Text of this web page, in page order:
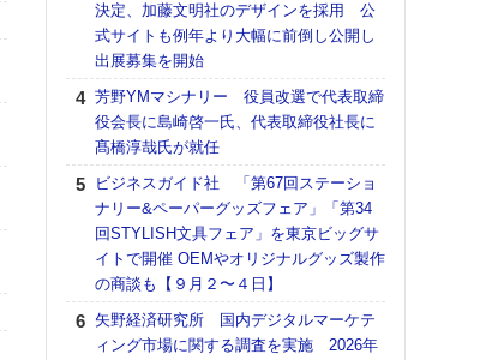
決定、加藤文明社のデザインを採用 公
式サイトも例年より大幅に前倒し公開し
出展募集を開始
芳野YMマシナリー 役員改選で代表取締
役会長に島崎啓一氏、代表取締役社長に
髙橋淳哉氏が就任
ビジネスガイド社 「第67回ステーショ
ナリー&ペーパーグッズフェア」「第34
回STYLISH文具フェア」を東京ビッグサ
イトで開催 OEMやオリジナルグッズ製作
の商談も【９月２〜４日】
矢野経済研究所 国内デジタルマーケテ
ィング市場に関する調査を実施 2026年